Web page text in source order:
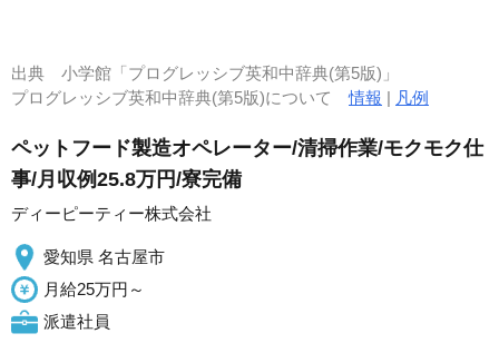
出典 小学館「プログレッシブ英和中辞典(第5版)」
プログレッシブ英和中辞典(第5版)について情報 | 凡例
ペットフード製造オペレーター/清掃作業/モクモク仕
事/月収例25.8万円/寮完備
ディーピーティー株式会社
愛知県 名古屋市
月給25万円～
派遣社員